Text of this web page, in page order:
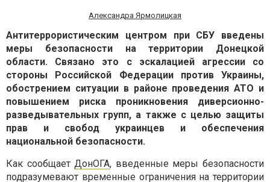
Александра Ярмолицкая
Антитеррористическим центром при СБУ введены
меры безопасности на территории Донецкой
области. Связано это с эскалацией агрессии со
стороны Российской Федерации против Украины,
обострением ситуации в районе проведения АТО и
повышением риска проникновения диверсионно-
разведывательных групп, а также с целью защиты
прав и свобод украинцев и обеспечения
национальной безопасности.
Как сообщаетДонОГА, введенные меры безопасности
подразумевают временные ограничения на территории